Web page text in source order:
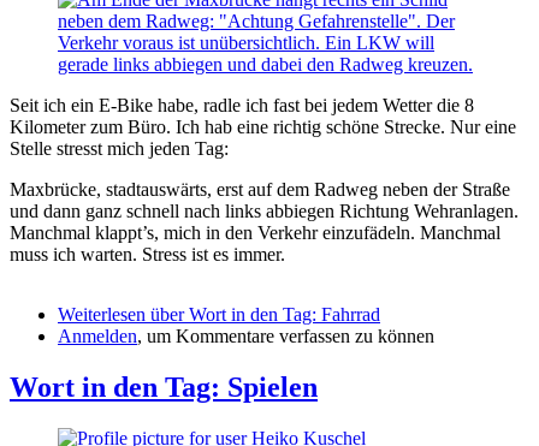
Seit ich ein E-Bike habe, radle ich fast bei jedem Wetter die 8
Kilometer zum Büro. Ich hab eine richtig schöne Strecke. Nur eine
Stelle stresst mich jeden Tag:
Maxbrücke, stadtauswärts, erst auf dem Radweg neben der Straße
und dann ganz schnell nach links abbiegen Richtung Wehranlagen.
Manchmal klappt’s, mich in den Verkehr einzufädeln. Manchmal
muss ich warten. Stress ist es immer.
Weiterlesen über Wort in den Tag: Fahrrad
Anmelden, um Kommentare verfassen zu können
Wort in den Tag: Spielen